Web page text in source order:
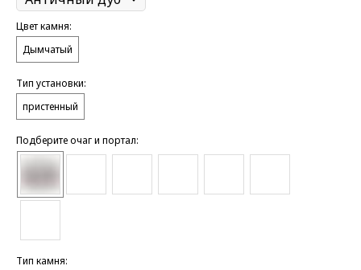
Цвет камня:
Дымчатый
Тип установки:
пристенный
Подберите очаг и портал:
Тип камня: